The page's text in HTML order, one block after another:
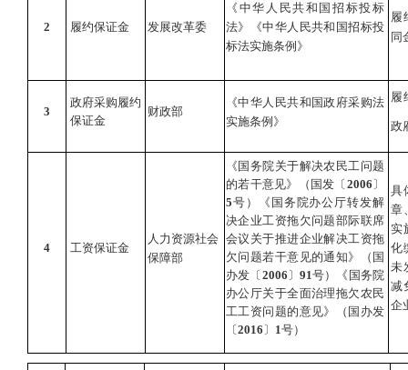
2 履约保证金 发展改革委
《中华人民共和国招标投标
法》《中华人民共和国招标投
标法实施条例》
履
同
3
政府采购履约
保证金
财政部
《中华人民共和国政府采购法
实施条例》
履
政
4 工资保证金
人力资源社会
保障部
《国务院关于解决农民工问题
的若干意见》（国发〔 2006 〕
5号）《国务院办公厅转发解
决企业工资拖欠问题部际联席
会议关于推进企业解决工资拖
欠问题若干意见的通知》（国
办发〔 2006 〕 91号）《国务院
办公厅关于全面治理拖欠农民
工工资问题的意见》（国办发
〔2016 〕 1号）
具
章
实
化
未
减
企